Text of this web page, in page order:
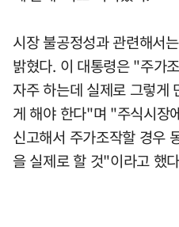
시장 불공정성과 관련해서
밝혔다. 이 대통령은 "주가
자주 하는데 실제로 그렇게
게 해야 한다"며 "주식시장
신고해서 주가조작할 경우
을 실제로 할 것"이라고 했